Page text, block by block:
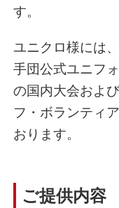
す。
ユニクロ様には
手団公式ユニフ
の国内大会およ
フ・ボランティ
おります。
ご提供内容